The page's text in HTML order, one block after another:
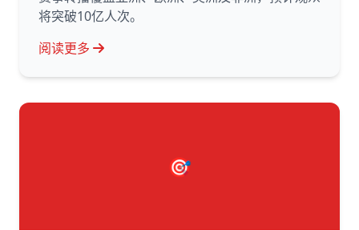
将突破10亿人次。
阅读更多
🎯